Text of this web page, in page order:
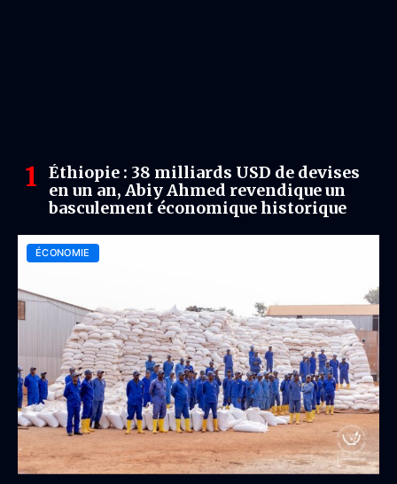
Éthiopie : 38 milliards USD de devises
en un an, Abiy Ahmed revendique un
basculement économique historique
ÉCONOMIE